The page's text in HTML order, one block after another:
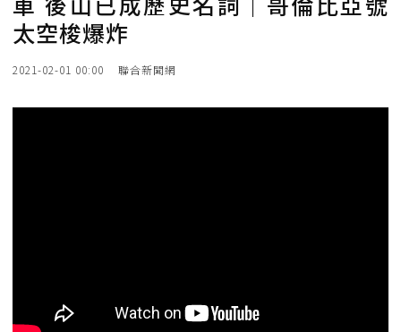
太空梭爆炸
2021-02-01 00:00 聯合新聞網